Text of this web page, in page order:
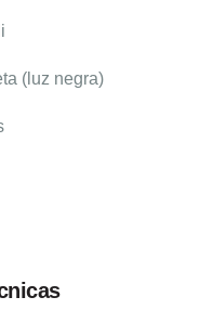
(luz negra)